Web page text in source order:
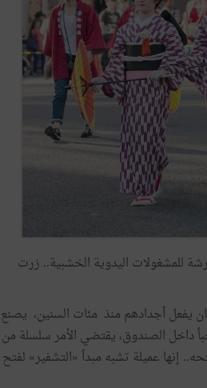
للمشغولات اليدوية الخشبية.. زرت
يفعلأجدادهم منذ مئات السنين، يصنع
داخل الصندوق، يقتضي الأمرسلسلة من
.. إنها عميلة تشبه مبدأ «التشفير» لفتح